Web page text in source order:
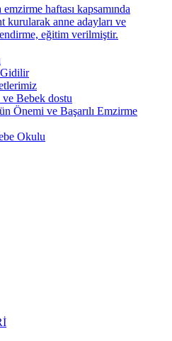
haftası kapsamında
kurularak anne adayları ve
eğitim verilmiştir.
Gidilir
Bebek dostu
Önemi ve Başarılı Emzirme
Okulu